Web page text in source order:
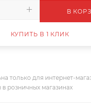
В
КУПИТЬ В 1 КЛИК
только для интернет-
в розничных магазинах